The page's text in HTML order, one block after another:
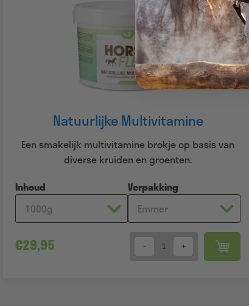
Natuurlijke Multivitamine
Een smakelijk multivitamine brokje op basis van
diverse kruiden en groenten.
Inhoud
Verpakking
€29,95 Quantity